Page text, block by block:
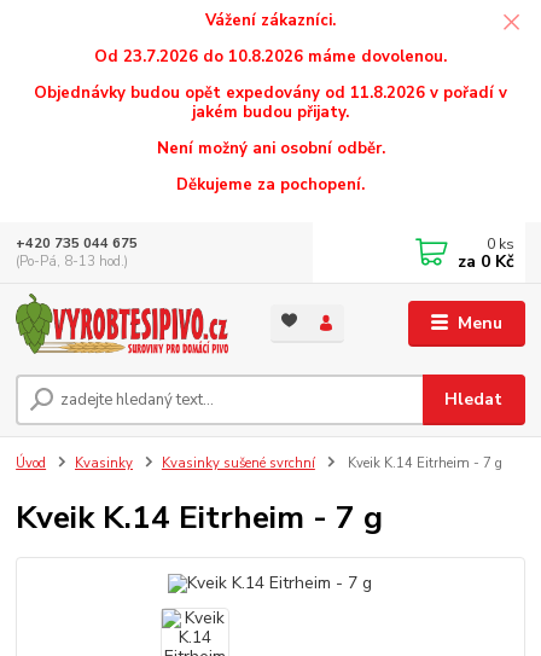
Vážení zákazníci.
Od 23.7.2026 do 10.8.2026 máme dovolenou.
Objednávky budou opět expedovány od 11.8.2026 v pořadí v
jakém budou přijaty.
Není možný ani osobní odběr.
Děkujeme za pochopení.
Menu
Hledat
+420 735 044 675
(Po-Pá, 8-13 hod.)
0 ks
za 0 Kč
Úvod Kvasinky Kvasinky sušené svrchní Kveik K.14 Eitrheim - 7 g
Kveik K.14 Eitrheim - 7 g